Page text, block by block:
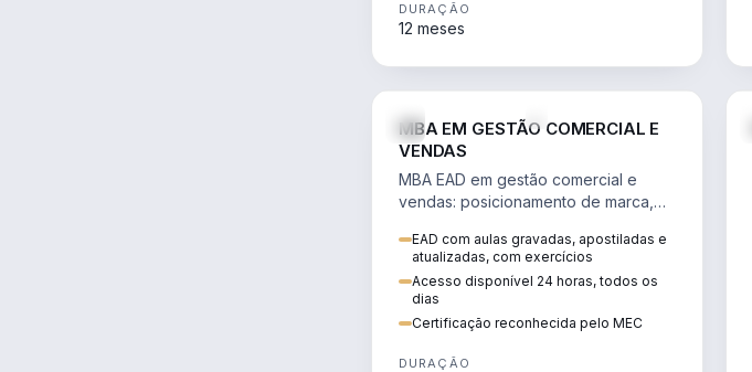
DURAÇÃO
12 meses
MBA EM GESTÃO COMERCIAL E
VENDAS
MBA EAD em gestão comercial e
vendas: posicionamento de marca,
comportamento do consumidor na
era digital.
EAD com aulas gravadas, apostiladas e
atualizadas, com exercícios
Acesso disponível 24 horas, todos os
dias
Certificação reconhecida pelo MEC
DURAÇÃO